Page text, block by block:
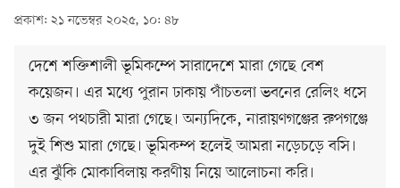
প্রকাশ: ২১ নভেম্বর ২০২৫, ১০: ৪৮
দেশে শক্তিশালী ভূমিকম্পে সারাদেশে মারা গেছে বেশ
কয়েজন। এর মধ্যে পুরান ঢাকায় পাঁচতলা ভবনের রেলিং ধসে
৩ জন পথচারী মারা গেছে। অন্যদিকে, নারায়ণগঞ্জের রুপগঞ্জে
দুই শিশু মারা গেছে। ভূমিকম্প হলেই আমরা নড়েচড়ে বসি।
এর ঝুঁকি মোকাবিলায় করণীয় নিয়ে আলোচনা করি।